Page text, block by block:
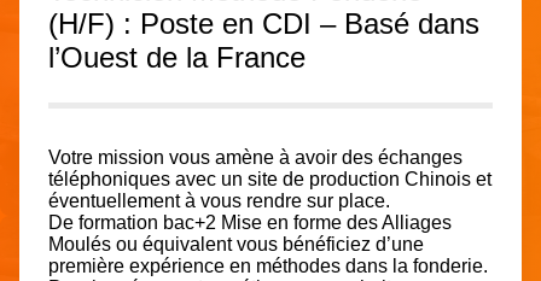
(H/F) : Poste en CDI – Basé dans
l’Ouest de la France
Votre mission vous amène à avoir des échanges
téléphoniques avec un site de production Chinois et
éventuellement à vous rendre sur place.
De formation bac+2 Mise en forme des Alliages
Moulés ou équivalent vous bénéficiez d’une
première expérience en méthodes dans la fonderie.